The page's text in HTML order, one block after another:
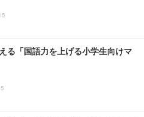
る「国語力を上げる小学生向けマ